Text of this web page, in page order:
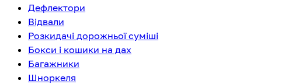
Дефлектори
Відвали
Розкидачі дорожньої суміші
Бокси і кошики на дах
Багажники
Шноркеля